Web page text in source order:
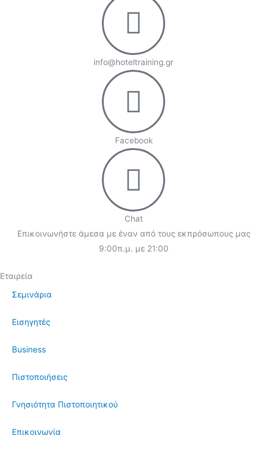
info@hoteltraining.gr
Facebook
Chat
Επικοινωνήστε άμεσα με έναν από τους εκπρόσωπους μας
9:00π.μ. με 21:00
Εταιρεία
Σεμινάρια
Εισηγητές
Business
Πιστοποιήσεις
Γνησιότητα Πιστοποιητικού
Επικοινωνία